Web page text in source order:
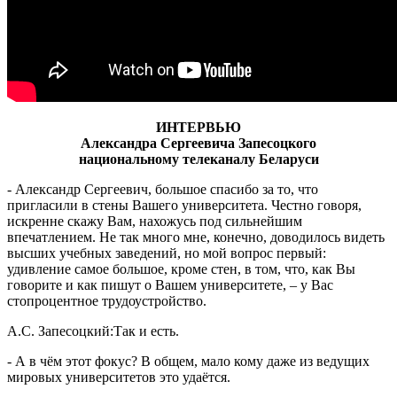
ИНТЕРВЬЮ
Александра Сергеевича Запесоцкого
национальному телеканалу Беларуси
- Александр Сергеевич, большое спасибо за то, что
пригласили в стены Вашего университета. Честно говоря,
искренне скажу Вам, нахожусь под сильнейшим
впечатлением. Не так много мне, конечно, доводилось видеть
высших учебных заведений, но мой вопрос первый:
удивление самое большое, кроме стен, в том, что, как Вы
говорите и как пишут о Вашем университете, – у Вас
стопроцентное трудоустройство.
А.С. Запесоцкий:Так и есть.
- А в чём этот фокус? В общем, мало кому даже из ведущих
мировых университетов это удаётся.